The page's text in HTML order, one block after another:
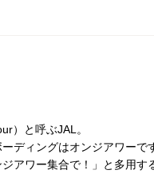
）と呼ぶJAL。
ディングはオンジアワーで
アワー集合で！」と多用す